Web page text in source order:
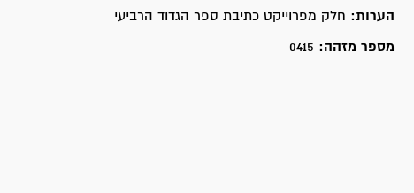
הערות: חלק מפרוייקט כתיבת ספר הגדוד הרביעי
מספר מזהה: 0415